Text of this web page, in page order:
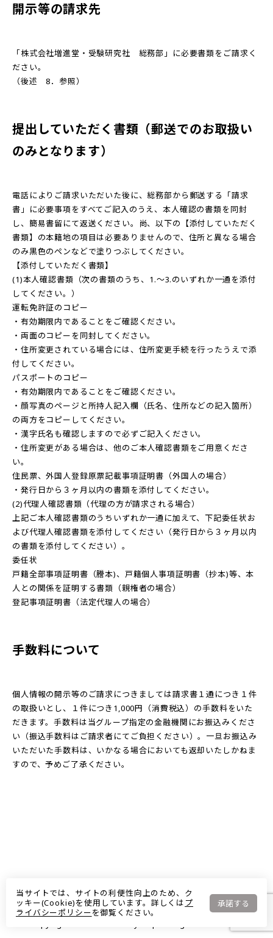
開示等の請求先
「株式会社増進堂・受験研究社 総務部」に必要書類をご請求く
ださい。
（後述 8．参照）
提出していただく書類（郵送でのお取扱い
のみとなります）
電話によりご請求いただいた後に、総務部から郵送する「請求
書」に必要事項をすべてご記入のうえ、本人確認の書類を同封
し、簡易書留にて返送ください。尚、以下の【添付していただく
書類】の本籍地の項目は必要ありませんので、住所と異なる場合
のみ黒色のペンなどで塗りつぶしてください。
【添付していただく書類】
(1)本人確認書類（次の書類のうち、1.～3.のいずれか一通を添付
してください。）
運転免許証のコピー
・有効期限内であることをご確認ください。
・両面のコピーを同封してください。
・住所変更されている場合には、住所変更手続を行ったうえで添
付してください。
パスポートのコピー
・有効期限内であることをご確認ください。
・顔写真のページと所持人記入欄（氏名、住所などの記入箇所）
の両方をコピーしてください。
・漢字氏名も確認しますので必ずご記入ください。
・住所変更がある場合は、他のご本人確認書類をご用意くださ
い。
住民票、外国人登録原票記載事項証明書（外国人の場合）
・発行日から３ヶ月以内の書類を添付してください。
(2)代理人確認書類（代理の方が請求される場合）
上記ご本人確認書類のうちいずれか一通に加えて、下記委任状お
よび代理人確認書類を添付してください（発行日から３ヶ月以内
の書類を添付してください）。
委任状
戸籍全部事項証明書（謄本)、戸籍個人事項証明書（抄本)等、本
人との関係を証明する書類（親権者の場合）
登記事項証明書（法定代理人の場合）
手数料について
個人情報の開示等のご請求につきましては請求書１通につき１件
の取扱いとし、１件につき1,000円（消費税込）の手数料をいた
だきます。手数料は当グループ指定の金融機関にお振込みくださ
い（振込手数料はご請求者にてご負担ください）。一旦お振込み
いただいた手数料は、いかなる場合においても返却いたしかねま
すので、予めご了承ください。
当サイトでは、サイトの利便性向上のため、ク
ッキー(Cookie)を使用しています。詳しくは プ
ライバシーポリシーを御覧ください。
承諾する